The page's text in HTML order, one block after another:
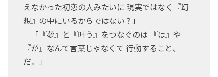
えなかった初恋の人みたいに 現実ではなく『幻
想』の中にいるからではない？」
「『夢』と『叶う』をつなぐのは 『は』や
『が』なんて言葉じゃなくて 行動すること、
だ。」